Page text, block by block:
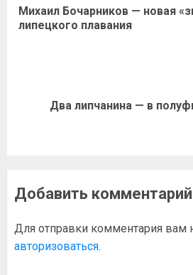
Михаил Бочарников — новая
липецкого плавания
Два липчанина — в
Добавить комментарий
Для отправки комментария вам
авторизоваться.